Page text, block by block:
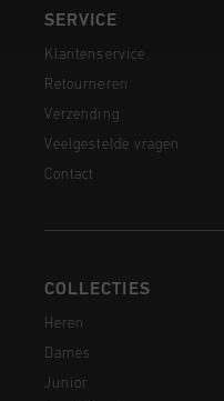
SERVICE
Klantenservice
Retourneren
Verzending
Veelgestelde vragen
Contact
COLLECTIES
Heren
Dames
Junior